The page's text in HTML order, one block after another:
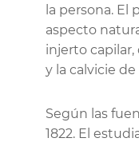
la persona.
aspecto
injerto capilar,
y la calvicie
Según las
1822. El